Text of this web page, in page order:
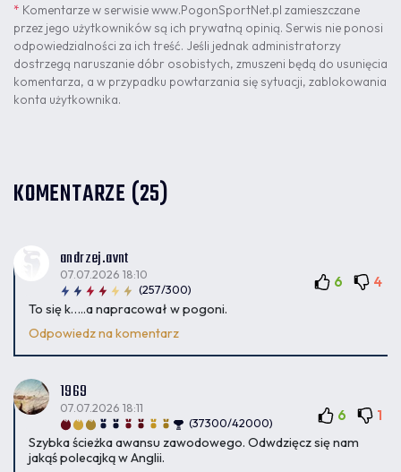
* Komentarze w serwisie www.PogonSportNet.pl zamieszczane
przez jego użytkowników są ich prywatną opinią. Serwis nie ponosi
odpowiedzialności za ich treść. Jeśli jednak administratorzy
dostrzegą naruszanie dóbr osobistych, zmuszeni będą do usunięcia
komentarza, a w przypadku powtarzania się sytuacji, zablokowania
konta użytkownika.
KOMENTARZE (25)
andrzej.avnt
(257/300)
07.07.2026 18:10 6 4
To się k…..a napracował w pogoni.
Odpowiedz na komentarz
1969
(37300/42000)
07.07.2026 18:11 6 1
Szybka ścieżka awansu zawodowego. Odwdzięcz się nam
jakąś polecajką w Anglii.